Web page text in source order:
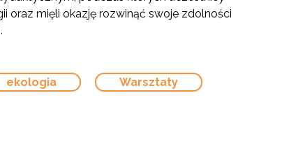
oraz mięli okazję rozwinąć swoje zdolności
ekologia Warsztaty